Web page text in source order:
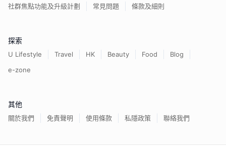
社群焦點功能及升級計劃
常見問題 條款及細則
探索
U Lifestyle Travel HK Beauty Food
Blog
e-zone
其他
關於我們 免責聲明 使用條款 私隱政策 聯絡我們